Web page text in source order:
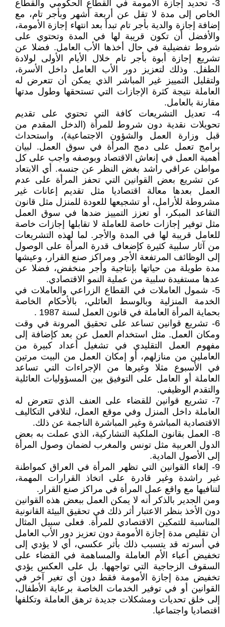
3- تحديد إجازة الأمومة في القطاع الحكومي والقطاع
الخاص إلى مدة لا تقل عن أربعة أشهر وبأجر تام، مع
إضافة إجازة والدية بأجر تام تبدأ بعد انتهاء إجازة الأمومة،
والأفضل أن تكون قريبة لها في المدة وتحتوي على
شروط تفضيلية في حال أخذها الأب العامل. فضلا عن
تشريع إجازة أبوة بأجر تام خلال الأيام الأولى لولادة
الطفل. وذلك لتعزيز دور الأب العامل داخل الأسرة،
ولتقليل التمييز غير المباشر الذي يمكن أن تتعرض له
العاملة نتيجة كثرة الإجازات التي تستحقها وطول مدتها
مقارنة بالعامل.
4- تعديل التشريعات كافة التي تحتوي على تقديم
تحويلات نقدية دون شروط للمرأة (الدخل المقدم من
قبل وزارة العمل والشؤون الاجتماعية)، واستحداث
برامج تعمل على دمج المرأة في سوق العمل. لبيان
أهمية العمل في إنعاش الاقتصاد وبوصفه واجب على كل
مواطن عراقي راشد بغض النظر عن جنسه. أي الابتعاد
عن تشريع بعض القوانين التي تحفز المرأة على عدم
العمل بعدها معالة اقتصاديا مثل تقديم إعانات غير
مشروطة للأرامل، أو تشجيعها للعودة للمنزل مثل قانون
التقاعد المبكر، أو تعزز التمييز ضدها في سوق العمل
مثل توفير إجازات خاصة للعاملة لا تقابلها إجازات خاصة
للعامل قريبة لها في المدة والأجر. لما لهذه التشريعات
من آثار سلبية كثيرة كإضعاف قدرة المرأة على الوصول
إلى الوظائف المرتفعة الأجر ومراكز صنع القرار، وعيشها
مدة طويلة من حياتها بإنتاجية وأجر منخفض، فضلا عن
عدها مستفيدة سلبية من عملية النمو الاقتصادي.
5- شمول العاملات في القطاع الزراعي والعاملات في
الخدمة المنزلية وبالوسط العائلي، بالأحكام الخاصة
بحماية المرأة العاملة في قانون العمل لسنة 1987 .
6- تشريع قوانين تساعد على تحقيق المرونة في وقت
ومكان العمل. مثل استخدام العمل عن بعد كإضافة إلى
مفهوم العمل التقليدي في تشغيل أعداد كبيرة من
العاملين من منازلهم، أو إمكان العمل من البيت مرتين
في الأسبوع مثلا وغيرها من الإجراءات التي تساعد
العاملة أو العامل على التوفيق بين المسؤوليات العائلية
والتقدم الوظيفي.
7- تشريع قوانين للقضاء على العنف الذي تتعرض له
العاملة داخل المنزل وفي موقع العمل، لتلافي التكاليف
الاقتصادية المباشرة وغير المباشرة الناجمة عن ذلك.
8- العمل بقانون الملكية التشاركية، الذي عملت به بعض
الدول العربية مثل تونس والمغرب لضمان وصول المرأة
إلى الأصول المادية.
9- إلغاء القوانين التي تظهر المرأة في العراق كمواطنة
غير راشدة وغير قادرة على اتخاذ القرارات المهمة،
لتنافيها مع واقع عمل المرأة في مراكز صنع القرار.
ومن الجدير بالذكر أنه لا يمكن العمل ببعض هذه القوانين
دون الأخذ بنظر الاعتبار أثر ذلك في تحقيق البيئة القانونية
المناسبة للتمكين الاقتصادي للمرأة. فعلى سبيل المثال
أن تقليص مدة إجازة الأمومة دون تعزيز دور الأب العامل
في أسرته قد يتسبب ذلك بأثر عكسي، أي لا يؤدي إلى
تخفيض أعباء الأم العاملة والمساهمة في القضاء على
السقوف الزجاجية التي تواجهها. بل على العكس يؤدي
تخفيض مدة إجازة الأمومة فقط دون أي تغير آخر في
القوانين أو في توفير الخدمات الخاصة برعاية الأطفال،
إلى خلق تحديات ومشكلات جديدة ترهق العاملة وتكلفها
اقتصاديا واجتماعيا.